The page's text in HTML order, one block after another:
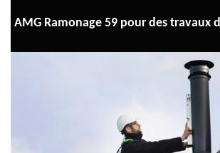
AMG Ramonage 59 pour des travaux